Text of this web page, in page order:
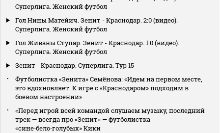
Суперлига. Женский футбол
Гол Нины Матейич. Зенит - Краснодар. 2:0 (видео).
Суперлига. Женский футбол
Гол Живаны Ступар. Зенит - Краснодар. 1:0 (видео).
Суперлига. Женский футбол
Зенит - Краснодар. Суперлига. Тур 15
Футболистка «Зенита» Семёнова: «Идем на первом месте,
это вдохновляет. К игре с «Краснодаром» подходим в
боевом настроении»
«Перед игрой всей командой слушаем музыку, последний
трек — всегда про «Зенит» — футболистка
«сине‑бело‑голубых» Кики